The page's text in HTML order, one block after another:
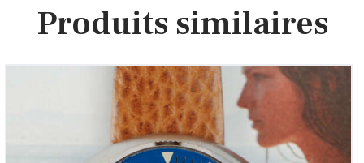
Produits similaires
MONTDOR Pebble « Lady mini-Submariner »
(Vintage 1970)
850 00€